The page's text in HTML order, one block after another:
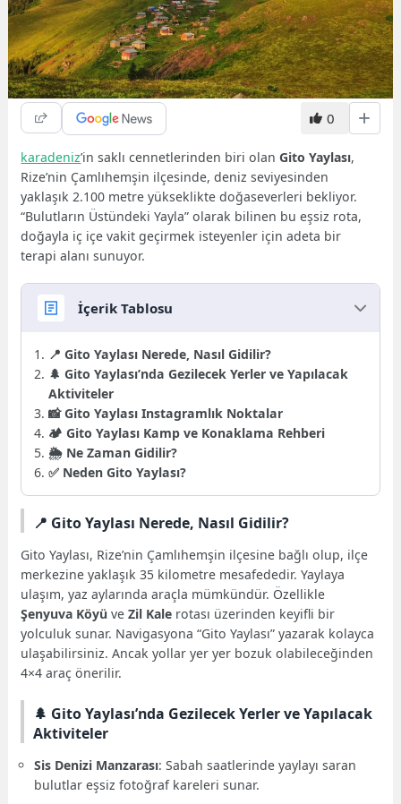
0
karadeniz’in saklı cennetlerinden biri olanGito Yaylası,
Rize’nin Çamlıhemşin ilçesinde, deniz seviyesinden
yaklaşık 2.100 metre yükseklikte doğaseverleri bekliyor.
“Bulutların Üstündeki Yayla” olarak bilinen bu eşsiz rota,
doğayla iç içe vakit geçirmek isteyenler için adeta bir
terapi alanı sunuyor.
İçerik Tablosu
📍 Gito Yaylası Nerede, Nasıl Gidilir?
🌲 Gito Yaylası’nda Gezilecek Yerler ve Yapılacak
Aktiviteler
📸 Gito Yaylası Instagramlık Noktalar
🏕️ Gito Yaylası Kamp ve Konaklama Rehberi
🌦️ Ne Zaman Gidilir?
✅ Neden Gito Yaylası?
📍 Gito Yaylası Nerede, Nasıl Gidilir?
Gito Yaylası, Rize’nin Çamlıhemşin ilçesine bağlı olup, ilçe
merkezine yaklaşık 35 kilometre mesafededir. Yaylaya
ulaşım, yaz aylarında araçla mümkündür. Özellikle
Şenyuva Köyü veZil Kale rotası üzerinden keyifli bir
yolculuk sunar. Navigasyona “Gito Yaylası” yazarak kolayca
ulaşabilirsiniz. Ancak yollar yer yer bozuk olabileceğinden
4×4 araç önerilir.
🌲 Gito Yaylası’nda Gezilecek Yerler ve Yapılacak
Aktiviteler
Sis Denizi Manzarası: Sabah saatlerinde yaylayı saran
bulutlar eşsiz fotoğraf kareleri sunar.